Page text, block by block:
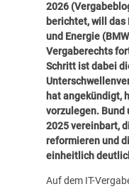
2026 (
berichtet, will das
und Energie
Vergaberechts
Schritt ist dabei
hat angekündigt,
vorzulegen. Bund
2025 vereinbart,
reformieren und
einheitlich
Auf dem IT-